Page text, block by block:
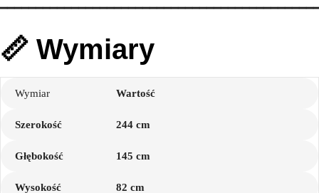
📏 Wymiary
Wymiar Wartość
Szerokość 244 cm
Głębokość 145 cm
Wysokość 82 cm